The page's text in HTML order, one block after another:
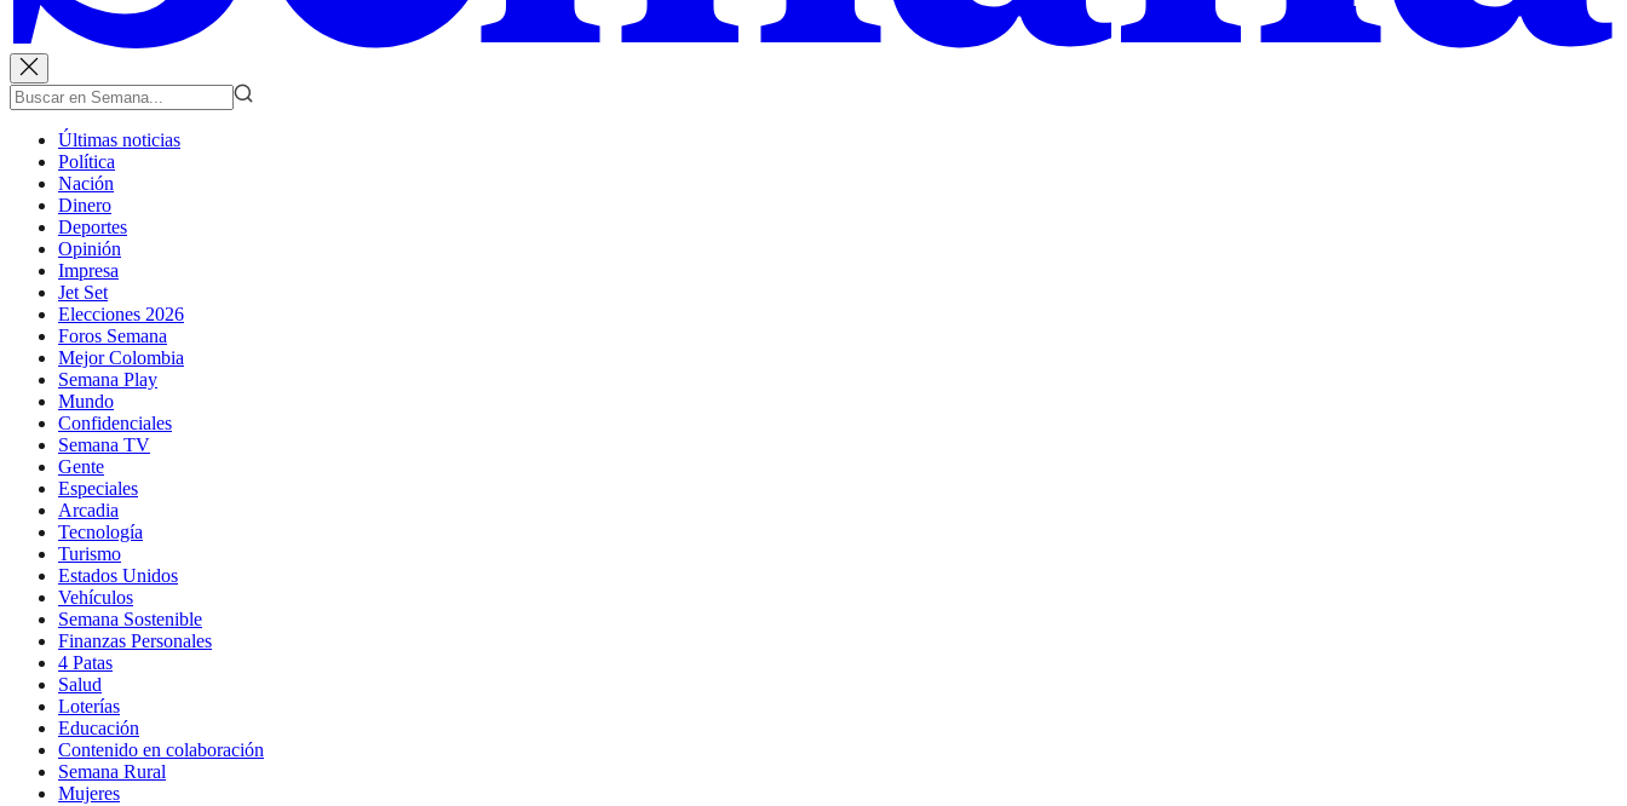
Últimas noticias
Política
Nación
Dinero
Deportes
Opinión
Impresa
Jet Set
Elecciones 2026
Foros Semana
Mejor Colombia
Semana Play
Mundo
Confidenciales
Semana TV
Gente
Especiales
Arcadia
Tecnología
Turismo
Estados Unidos
Vehículos
Semana Sostenible
Finanzas Personales
4 Patas
Salud
Loterías
Educación
Contenido en colaboración
Semana Rural
Mujeres